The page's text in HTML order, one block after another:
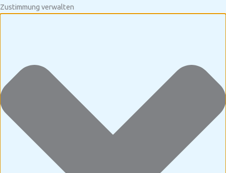
Zustimmung verwalten